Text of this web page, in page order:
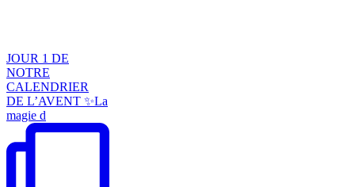
JOUR 1 DE
NOTRE
CALENDRIER
DE L’AVENT ✨La
magie d